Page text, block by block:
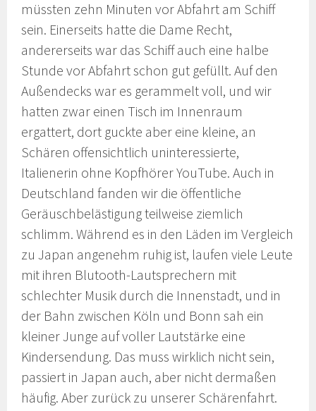
müssten zehn Minuten vor Abfahrt am Schiff
sein. Einerseits hatte die Dame Recht,
andererseits war das Schiff auch eine halbe
Stunde vor Abfahrt schon gut gefüllt. Auf den
Außendecks war es gerammelt voll, und wir
hatten zwar einen Tisch im Innenraum
ergattert, dort guckte aber eine kleine, an
Schären offensichtlich uninteressierte,
Italienerin ohne Kopfhörer YouTube. Auch in
Deutschland fanden wir die öffentliche
Geräuschbelästigung teilweise ziemlich
schlimm. Während es in den Läden im Vergleich
zu Japan angenehm ruhig ist, laufen viele Leute
mit ihren Blutooth-Lautsprechern mit
schlechter Musik durch die Innenstadt, und in
der Bahn zwischen Köln und Bonn sah ein
kleiner Junge auf voller Lautstärke eine
Kindersendung. Das muss wirklich nicht sein,
passiert in Japan auch, aber nicht dermaßen
häufig. Aber zurück zu unserer Schärenfahrt.